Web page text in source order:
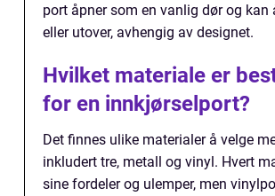
port åpner som en vanlig dør og kan
eller utover, avhengig av designet.
Hvilket materiale er
for en innkjørselport?
Det finnes ulike materialer å velge
inkludert tre, metall og vinyl. Hvert
sine fordeler og ulemper, men